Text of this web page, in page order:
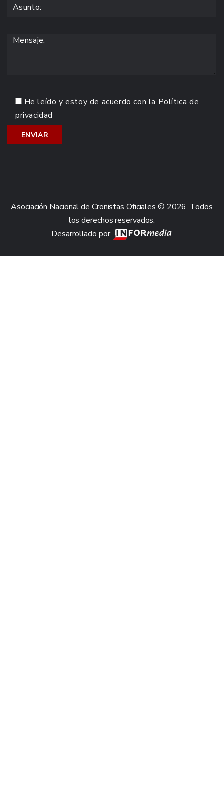
He leído y estoy de acuerdo con la Política de
privacidad
Asociación Nacional de Cronistas Oficiales © 2026. Todos
los derechos reservados.
Desarrollado por